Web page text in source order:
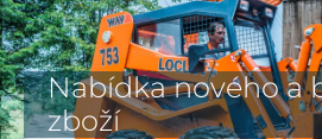
Nabídka nového a
zboží